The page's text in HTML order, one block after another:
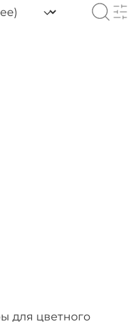
для цветного